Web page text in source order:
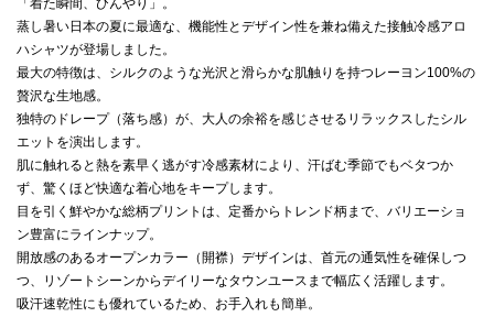
蒸し暑い日本の夏に最適な、機能性とデザイン性を兼ね備えた接触冷感アロ
ハシャツが登場しました。
最大の特徴は、シルクのような光沢と滑らかな肌触りを持つレーヨン100%の
贅沢な生地感。
独特のドレープ（落ち感）が、大人の余裕を感じさせるリラックスしたシル
エットを演出します。
肌に触れると熱を素早く逃がす冷感素材により、汗ばむ季節でもベタつか
ず、驚くほど快適な着心地をキープします。
目を引く鮮やかな総柄プリントは、定番からトレンド柄まで、バリエーショ
ン豊富にラインナップ。
開放感のあるオープンカラー（開襟）デザインは、首元の通気性を確保しつ
つ、リゾートシーンからデイリーなタウンユースまで幅広く活躍します。
吸汗速乾性にも優れているため、お手入れも簡単。